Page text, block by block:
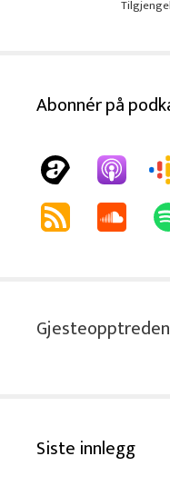
Abonnér på
Siste innlegg